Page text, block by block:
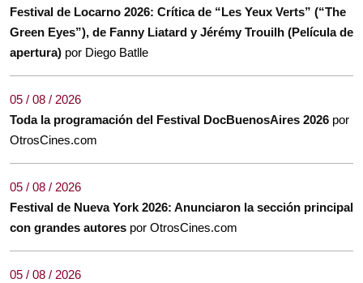
Festival de Locarno 2026: Crítica de “Les Yeux Verts” (“The
Green Eyes”), de Fanny Liatard y Jérémy Trouilh (Película de
apertura) por Diego Batlle
05 / 08 / 2026
Toda la programación del Festival DocBuenosAires 2026 por
OtrosCines.com
05 / 08 / 2026
Festival de Nueva York 2026: Anunciaron la sección principal
con grandes autores por OtrosCines.com
05 / 08 / 2026